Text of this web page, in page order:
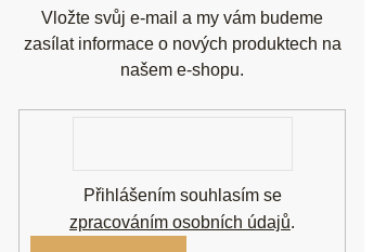
Vložte svůj e-mail a my vám budeme
zasílat informace o nových produktech na
našem e-shopu.
Přihlášením souhlasím se
zpracováním osobních údajů.